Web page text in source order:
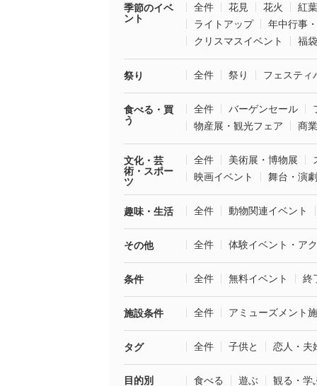
季節のイベ
ント
全件 花見 花火
紅葉
ライトアップ
年中行事
クリスマスイベント
福
祭り 全件 祭り フェスティ
食べる・買
う
全件 バーゲンセール
物産展・観光フェア
商
文化・芸
術・スポー
ツ
全件 美術展・博物展
映画イベント
舞台・演劇
趣味・生活 全件 動物関連イベント
その他 全件 体験イベント・ア
条件 全件 無料イベント 終
施設条件 全件 アミューズメント
タグ 全件 子供と 恋人・夫
目的別 食べる 遊ぶ 観る・学